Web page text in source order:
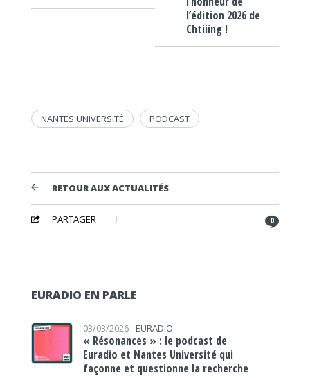
l’édition 2026 de
Chtiiing !
NANTES UNIVERSITÉ PODCAST
RETOUR AUX ACTUALITÉS
PARTAGER 0
EURADIO EN PARLE
03/03/2026 - EURADIO
« Résonances » : le podcast de
Euradio et Nantes Université qui
façonne et questionne la recherche